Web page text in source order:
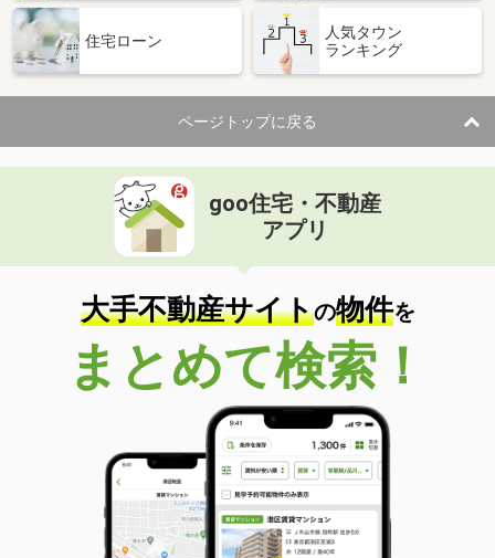
住宅ローン
人気タウン
ランキング
ページトップに戻る
goo住宅・不動産
アプリ
大手不動産サイトの物件を
まとめて検索！